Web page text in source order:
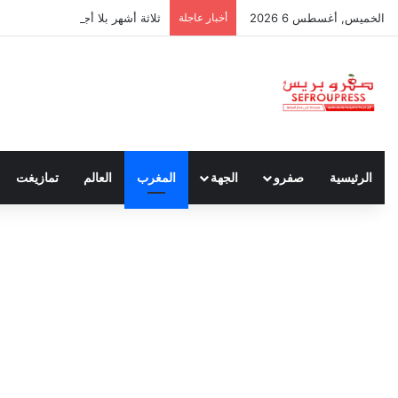
الخميس, أغسطس 6 2026 أخبار عاجلة ثلاثة أشهر بلا أجور.. معاناة
الرئيسية صفرو الجهة المغرب العالم تمازيغت